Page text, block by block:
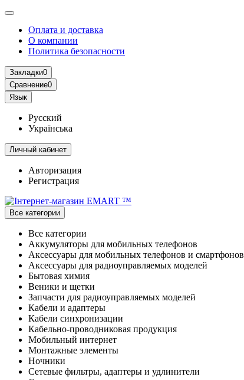
Оплата и доставка
О компании
Политика безопасности
Закладки0
Сравнение0
Язык
Русский
Українська
Личный кабинет
Авторизация
Регистрация
Все категории
Все категории
Аккумуляторы для мобильных телефонов
Аксессуары для мобильных телефонов и смартфонов
Аксессуары для радиоуправляемых моделей
Бытовая химия
Веники и щетки
Запчасти для радиоуправляемых моделей
Кабели и адаптеры
Кабели синхронизации
Кабельно-проводниковая продукция
Мобильный интернет
Монтажные элементы
Ночники
Сетевые фильтры, адаптеры и удлинители